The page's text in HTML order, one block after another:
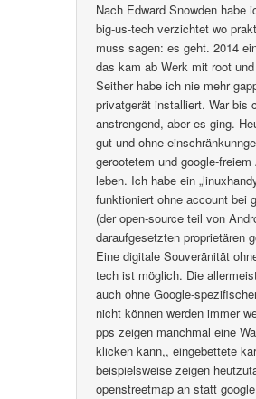
Nach Edward Snowden habe
big-us-tech verzichtet wo
muss sagen: es geht. 2014
das kam ab Werk mit root
Seither habe ich nie mehr
privatgerät installiert. War bis
anstrengend, aber es ging.
gut und ohne
gerootetem und google-
leben. Ich habe ein
funktioniert ohne account bei
(der open-source teil von
daraufgesetzten proprietären
Eine digitale Souveränität
tech ist möglich. Die
auch ohne Google-
nicht können werden immer
pps zeigen manchmal eine
klicken kann,, eingebettete
beispielsweise zeigen
openstreetmap an statt